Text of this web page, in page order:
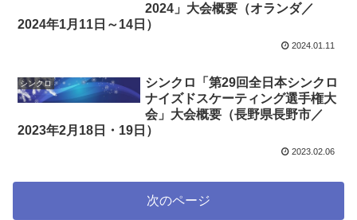
2024」大会概要（オランダ／
2024年1月11日～14日）
2024.01.11
シンクロ
シンクロ「第29回全日本シンクロ
ナイズドスケーティング選手権大
会」大会概要（長野県長野市／
2023年2月18日・19日）
2023.02.06
次のページ